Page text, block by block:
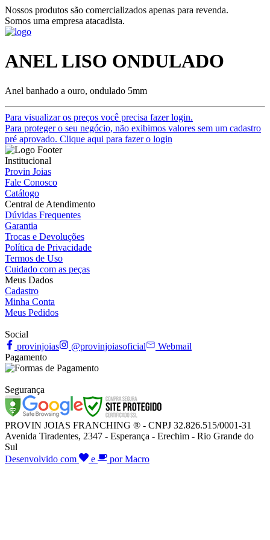
Nossos produtos são comercializados apenas para revenda.
Somos uma empresa atacadista.
ANEL LISO ONDULADO
Anel banhado a ouro, ondulado 5mm
Para visualizar os preços você precisa fazer login.
Para proteger o seu negócio, não exibimos valores sem um cadastro
pré aprovado. Clique aqui para fazer o login
Institucional
Provin Joias
Fale Conosco
Catálogo
Central de Atendimento
Dúvidas Frequentes
Garantia
Trocas e Devoluções
Política de Privacidade
Termos de Uso
Cuidado com as peças
Meus Dados
Cadastro
Minha Conta
Meus Pedidos
Social
provinjoias
@provinjoiasoficial
Webmail
Pagamento
Segurança
PROVIN JOIAS FRANCHING ® - CNPJ 32.826.515/0001-31
Avenida Tiradentes, 2347 - Esperança - Erechim - Rio Grande do
Sul
Desenvolvido com
e por Macro